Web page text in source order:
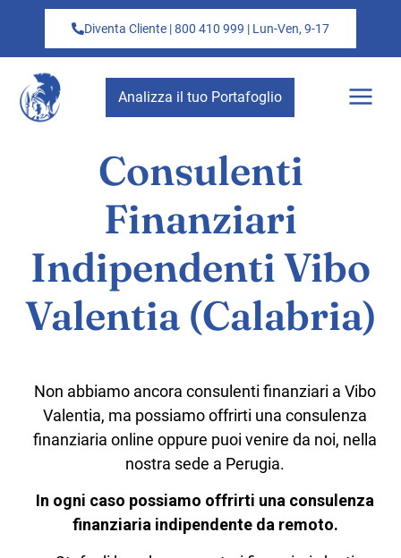
Diventa Cliente | 800 410 999 | Lun-Ven, 9-17
Analizza il tuo Portafoglio
Consulenti
Finanziari
Indipendenti Vibo
Valentia (Calabria)
Non abbiamo ancora consulenti finanziari a Vibo
Valentia, ma possiamo offrirti una consulenza
finanziaria online oppure puoi venire da noi, nella
nostra sede a Perugia.
In ogni caso possiamo offrirti una consulenza
finanziaria indipendente da remoto.